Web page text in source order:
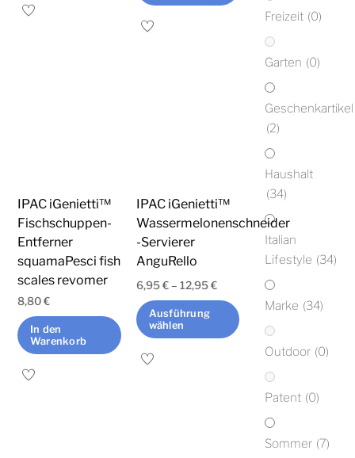
IPAC iGenietti™
Fischschuppen-
Entferner
squamaPesci fish
scales revomer
8,80€
In den
Warenkorb
IPAC iGenietti™
Wassermelonenschneider
-Servierer
AnguRello
6,95€–12,95€
Ausführung
wählen
Dieses
Freizeit (0)
Garten (0)
Geschenkartikel
(2)
Haushalt
(34)
Italian
Lifestyle (34)
Marke (34)
Outdoor (0)
Patent (0)
Sommer (7)